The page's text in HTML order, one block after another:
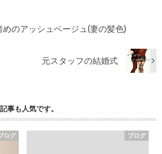
のアッシュベージュ(妻の髪色)
元スタッフの結婚式
事も人気です。
ログ ブログ